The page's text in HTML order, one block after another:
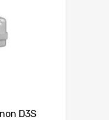
D3S